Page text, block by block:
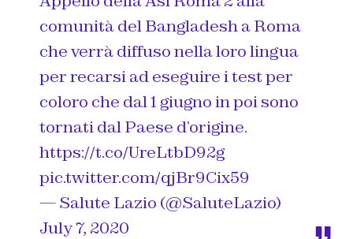
comunità del Bangladesh a Roma
che verrà diffuso nella loro lingua
per recarsi ad eseguire i test per
coloro che dal 1 giugno in poi sono
tornati dal Paese d’origine.
https://t.co/UreLtbD92g
pic.twitter.com/qjBr9Cix59
— Salute Lazio (@SaluteLazio)
July 7, 2020